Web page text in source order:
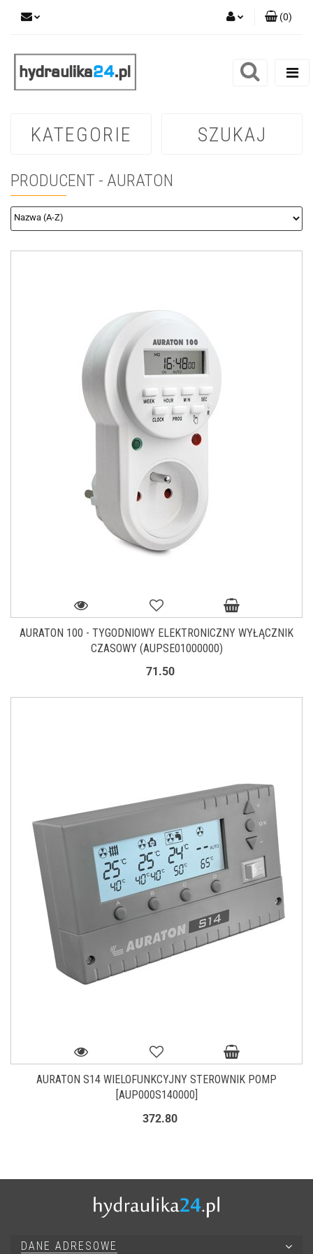
Zarejestruj się
(0)
KATEGORIE SZUKAJ
PRODUCENT - AURATON
AURATON 100 - TYGODNIOWY ELEKTRONICZNY WYŁĄCZNIK
CZASOWY (AUPSE01000000)
71.50
AURATON S14 WIELOFUNKCYJNY STEROWNIK POMP
[AUP000S140000]
372.80
DANE ADRESOWE